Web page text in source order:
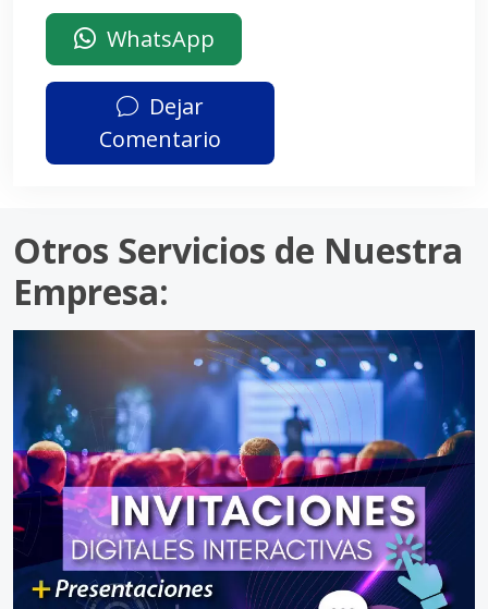
WhatsApp
Dejar
Comentario
Otros Servicios de Nuestra
Empresa: